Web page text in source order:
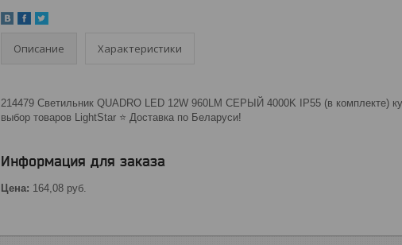
Описание Характеристики
214479 Светильник QUADRO LED 12W 960LM СЕРЫЙ 4000K IP55 (в комплекте)
выбор товаров LightStar ⭐️ Доставка по Беларуси!
Информация для заказа
Цена: 164,08 руб.